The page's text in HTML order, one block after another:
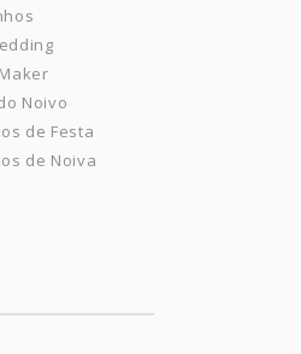
Noivo
de Festa
de Noiva